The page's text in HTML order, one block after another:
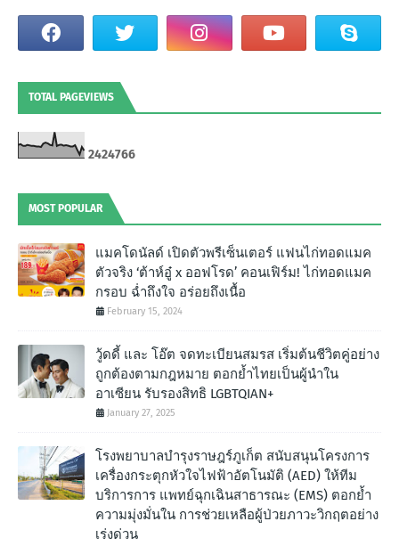
TOTAL PAGEVIEWS
2424766
MOST POPULAR
แมคโดนัลด์ เปิดตัวพรีเซ็นเตอร์ แฟนไก่ทอดแมค
ตัวจริง ‘ต้าห์อู๋ x ออฟโรด’ คอนเฟิร์ม! ไก่ทอดแมค
กรอบ ฉํ่าถึงใจ อร่อยถึงเนื้อ
February 15, 2024
วู้ดดี้ และ โอ๊ต จดทะเบียนสมรส เริ่มต้นชีวิตคู่อย่าง
ถูกต้องตามกฎหมาย ตอกย้ำไทยเป็นผู้นำใน
อาเซียน รับรองสิทธิ LGBTQIAN+
January 27, 2025
โรงพยาบาลบำรุงราษฎร์ภูเก็ต สนับสนุนโครงการ
เครื่องกระตุกหัวใจไฟฟ้าอัตโนมัติ (AED) ให้ทีม
บริการการ แพทย์ฉุกเฉินสาธารณะ (EMS) ตอกย้ำ
ความมุ่งมั่นใน การช่วยเหลือผู้ป่วยภาวะวิกฤตอย่าง
เร่งด่วน